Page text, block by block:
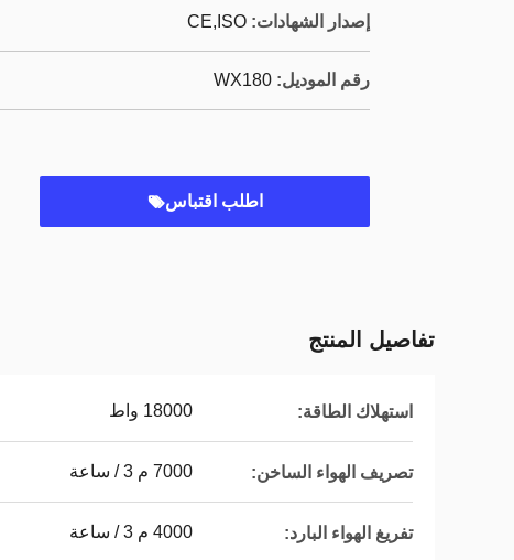
إصدار الشهادات: CE,ISO
رقم الموديل: WX180
اطلب اقتباس
تفاصيل المنتج
استهلاك الطاقة: 18000 واط
تصريف الهواء الساخن: 7000 م 3 / ساعة
تفريغ الهواء البارد: 4000 م 3 / ساعة